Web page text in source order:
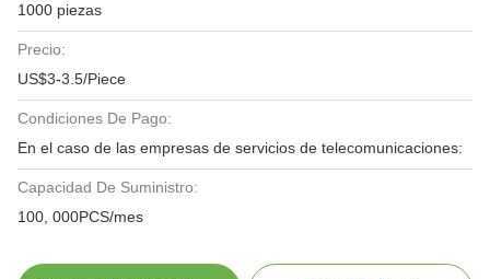
1000 piezas
Precio:
US$3-3.5/Piece
Condiciones De Pago:
En el caso de las empresas de servicios de telecomunicaciones:
Capacidad De Suministro:
100, 000PCS/mes